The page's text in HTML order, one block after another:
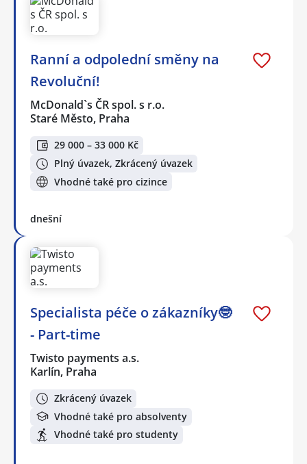
Ranní a odpolední směny na
Revoluční!
McDonald`s ČR spol. s r.o.
Staré Město, Praha
29 000 – 33 000 Kč
Plný úvazek, Zkrácený úvazek
Vhodné také pro cizince
dnešní
Specialista péče o zákazníky🤓
- Part-time
Twisto payments a.s.
Karlín, Praha
Zkrácený úvazek
Vhodné také pro absolventy
Vhodné také pro studenty